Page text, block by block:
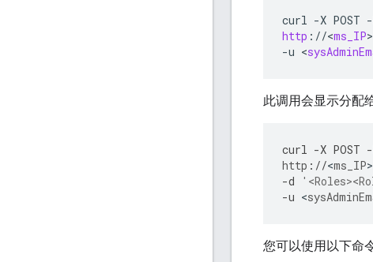
curl -X POST -
http : //<ms_IP>
-u <
此调用会显示分配
curl -X POST -
http : //<ms_IP>
-d
-u <
您可以使用以下命